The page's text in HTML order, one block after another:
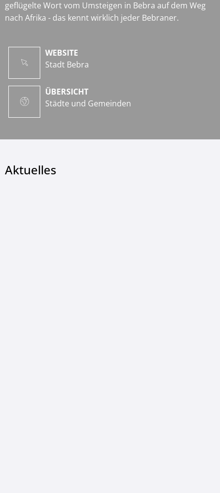
geflügelte Wort vom Umsteigen in Bebra auf dem Weg
nach Afrika - das kennt wirklich jeder Bebraner.
WEBSITE
Stadt Bebra
ÜBERSICHT
Städte und Gemeinden
Aktuelles